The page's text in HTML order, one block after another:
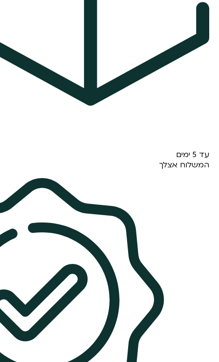
עד 5 ימים
המשלוח אצלך